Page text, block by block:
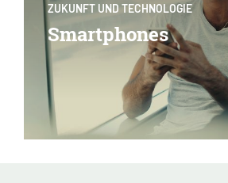
ZUKUNFT UND TECHNOLOGIE
Smartphones